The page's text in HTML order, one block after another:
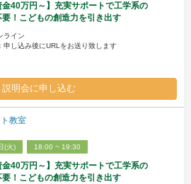
金40万円～】充実サポートで工学系の
要！こどもの創造力を引き出す
ライン
申し込み後にURLをお送り致します
説明会に申し込む
教室
(火) 18:00 ~ 19:30
金40万円～】充実サポートで工学系の
要！こどもの創造力を引き出す